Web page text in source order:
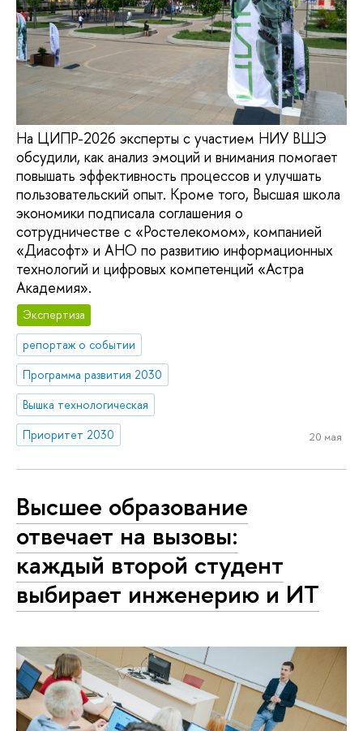
На ЦИПР-2026 эксперты с участием НИУ ВШЭ
обсудили, как анализ эмоций и внимания помогает
повышать эффективность процессов и улучшать
пользовательский опыт. Кроме того, Высшая школа
экономики подписала соглашения о
сотрудничестве с «Ростелекомом», компанией
«Диасофт» и АНО по развитию информационных
технологий и цифровых компетенций «Астра
Академия».
Экспертиза
репортаж о событии
Программа развития 2030
Вышка технологическая
Приоритет 2030
20 мая
Высшее образование
отвечает на вызовы:
каждый второй студент
выбирает инженерию и ИT